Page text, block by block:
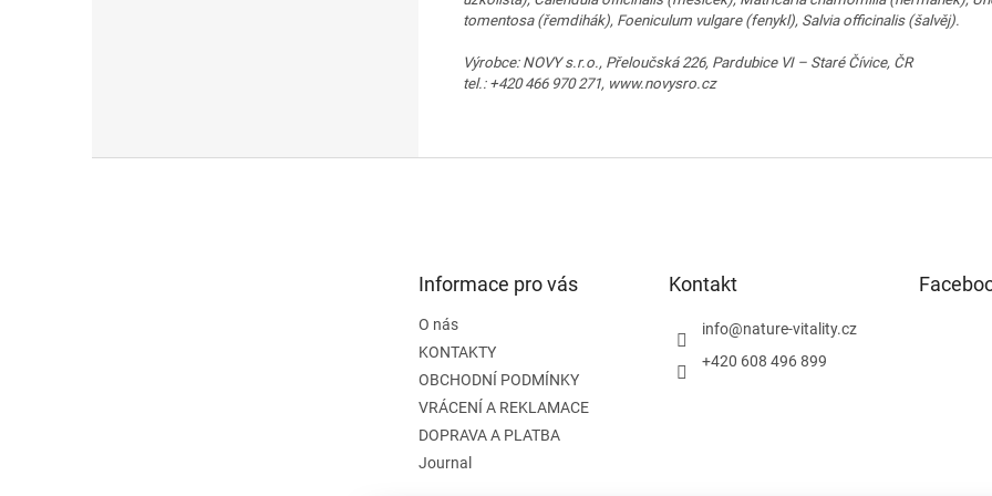
tomentosa (řemdihák), Foeniculum vulgare (fenykl), Salvia officinalis (šalvěj).
Výrobce: NOVY s.r.o., Přeloučská 226, Pardubice VI – Staré Čívice, ČR
tel.: +420 466 970 271, www.novysro.cz
Informace pro vás
O nás
KONTAKTY
OBCHODNÍ PODMÍNKY
VRÁCENÍ A REKLAMACE
DOPRAVA A PLATBA
Journal
Kontakt
info@nature-vitality.cz
+420 608 496 899